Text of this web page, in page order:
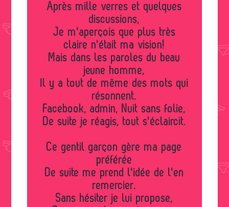
Après mille verres et quelques
discussions,
Je m'aperçois que plus très
claire n'était ma vision!
Mais dans les paroles du beau
jeune homme,
Il y a tout de même des mots qui
résonnent.
Facebook, admin, Nuit sans folie,
De suite je réagis, tout s'éclaircit.
Ce gentil garçon gère ma page
préférée
De suite me prend l'idée de l'en
remercier.
Sans hésiter je lui propose,